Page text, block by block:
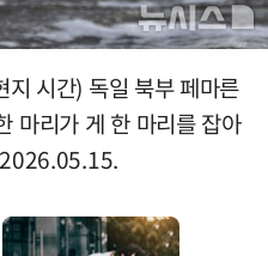
시간) 독일 북부 페마른
마리가 게 한 마리를 잡아